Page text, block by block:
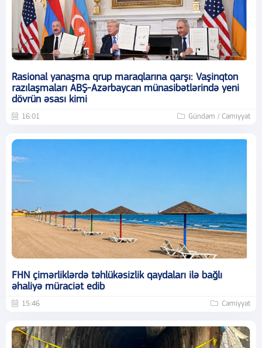
Rasional yanaşma qrup maraqlarına qarşı: Vaşinqton
razılaşmaları ABŞ-Azərbaycan münasibətlərində yeni
dövrün əsası kimi
16:01 Gündəm / Cəmiyyət
FHN çimərliklərdə təhlükəsizlik qaydaları ilə bağlı
əhaliyə müraciət edib
15:46 Cəmiyyət